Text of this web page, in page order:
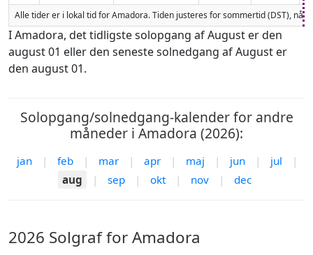
Alle tider er i lokal tid for Amadora. Tiden justeres for sommertid (DST), når
I Amadora, det tidligste solopgang af August er den
august 01 eller den seneste solnedgang af August er
den august 01.
Solopgang/solnedgang-kalender for andre
måneder i Amadora (2026):
jan | feb | mar | apr | maj | jun | jul
|
aug
| sep | okt | nov | dec
2026 Solgraf for Amadora